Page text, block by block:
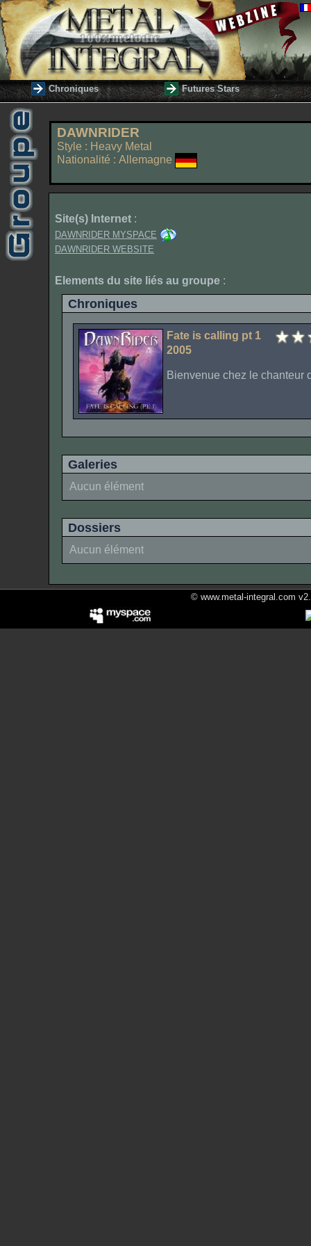
Chroniques Futures Stars
DAWNRIDER
Style : Heavy Metal
Nationalité : Allemagne
Site(s) Internet :
DAWNRIDER MYSPACE
DAWNRIDER WEBSITE
Elements du site liés au groupe :
Chroniques
Fate is calling pt 1
2005
Bienvenue chez le chanteur
Galeries
Aucun élément
Dossiers
Aucun élément
© www.metal-integral.com